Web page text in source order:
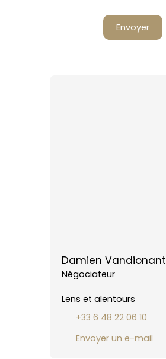
Envoyer
Damien Vandionant
Négociateur
Lens et alentours
+33 6 48 22 06 10
Envoyer un e-mail